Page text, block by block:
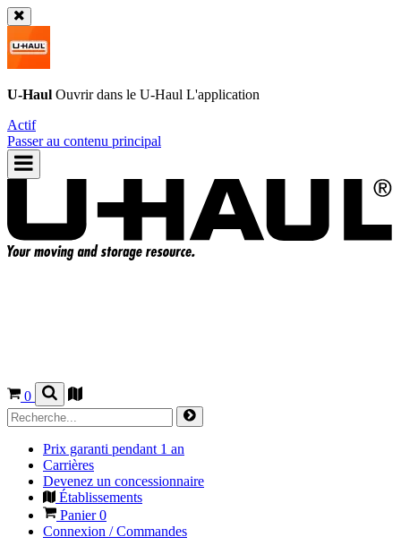
U-Haul Ouvrir dans le U-Haul L'application
Actif
Passer au contenu principal
0
Prix garanti pendant 1 an
Carrières
Devenez un concessionnaire
Établissements
Panier0
Connexion / Commandes